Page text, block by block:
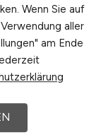
Wenn Sie auf
aller
am Ende